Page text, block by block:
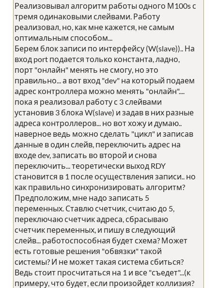
Реализовывал алгоритм работы одного М100s с
тремя одинаковыми слейвами. Работу
реализовал, но, как мне кажется, не самым
оптимальным способом...
Берем блок записи по интерфейсу (W(slave)).. На
вход port подается только константа, ладно,
порт "онлайн" менять не смогу, но это
правильно... а вот вход "dev" на который подаем
адрес контроллера можно менять "онлайн"....
пока я реализовал работу с 3 слейвами
установив 3 блока W(slave) и задав в них разные
адреса контроллеров... но вот хожу и думаю..
наверное ведь можно сделать "цикл" и записав
данные в один слейв, переключить адрес на
входе dev, записать во второй и снова
переключить... теоретически выход RDY
становится в 1 после осуществления записи.. но
как правильно синхронизировать алгоритм?
Предположим, мне надо записать 5
переменных. Ставлю счетчик, считаю до 5,
переключаю счетчик адреса, сбрасываю
счетчик переменных, и пишу в следующий
слейв... работоспособная будет схема? Может
есть готовые решения "обвязки" такой
системы? И не может такая система сбиться?
Ведь стоит просчитаться на 1 и все "съедет"...(к
примеру, что будет, если произойдет коллизия?